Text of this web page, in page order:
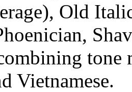
Old
tone
Vietnamese.